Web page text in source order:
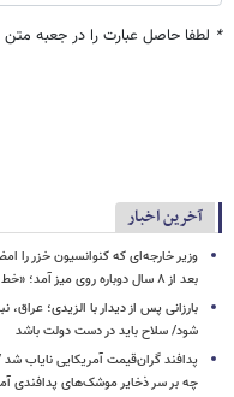
* لطفا حاصل عبارت را در جعبه متن
آخرین اخبار
وزیر خارجه‌ای که کنوانسیون خزر
بعد از ۸ سال دوباره روی میز آمد؛ «خط مبدأ را اول تعیین کنید»
بارزانی پس از دیدار با الزیدی؛
شود/ سلاح باید در دست دولت باشد
پدافند گران‌قیمت آمریکایی نایاب
چه بر سر ذخایر موشک‌های پدافندی